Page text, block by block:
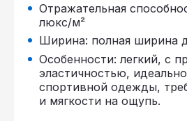
Отражательная
люкс/м²
Ширина: полная ширина
Особенности: легкий, с
эластичностью,
спортивной одежды,
и мягкости на ощупь.